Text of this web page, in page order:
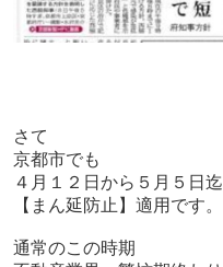
さて
京都市でも
４月１２日から５月５日迄
【まん延防止】適用です。
通常のこの時期